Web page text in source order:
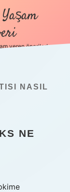
veren öneriler!
NASIL
NE